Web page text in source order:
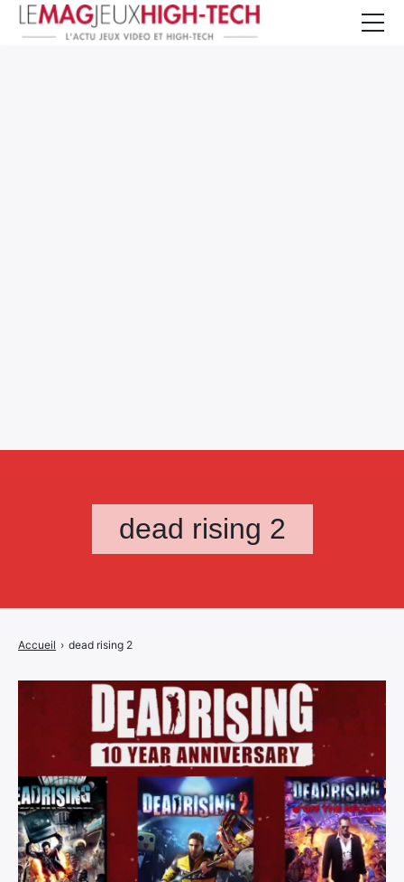
dead rising 2
Accueil › dead rising 2